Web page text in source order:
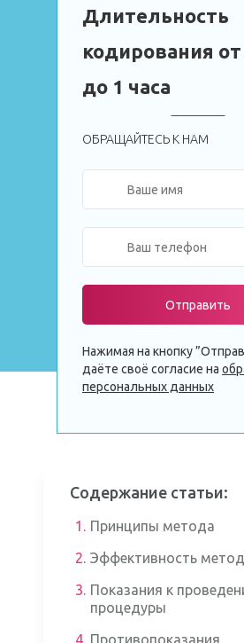
Длительность
кодирования
до 1 часа
ОБРАЩАЙТЕСЬ К НАМ
Отправить
Нажимая на кнопку
даёте своё согласие на
персональных данных
Содержание статьи:
1. Принципы метода
2. Эффективность
3. Показания к
процедуры
4. Противопоказания